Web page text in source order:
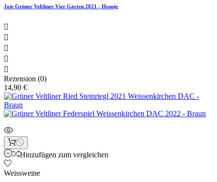
Joie Grüner Veltliner Vier Gärten 2021 - Honsig





Rezension (0)
14,90 €
Hinzufügen zum vergleichen
Weissweine